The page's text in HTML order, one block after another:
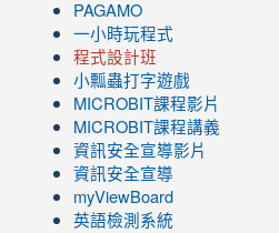
PAGAMO
一小時玩程式
程式設計班
小瓢蟲打字遊戲
link
to
https://www.youtube.com/
ZBGmXwlbUndNA/videos?
view=0&sort=dd&shelf_id=0
MICROBIT課程影片
link
to
https://www.youtube.com/
ZBGmXwlbUndNA/videos?
view=0&sort=dd&shelf_id=0
MICROBIT課程講義
資訊安全宣導影片
資訊安全宣導
myViewBoard
英語檢測系統